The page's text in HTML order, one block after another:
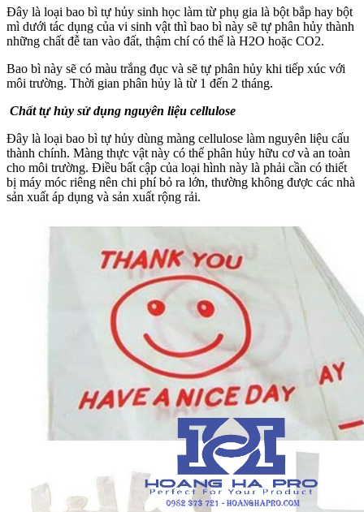
Đây là loại bao bì tự hủy sinh học làm từ phụ gia là bột bắp hay bột
mì dưới tác dụng của vi sinh vật thì bao bì này sẽ tự phân hủy thành
những chất đễ tan vào đất, thậm chí có thể là H2O hoặc CO2.
Bao bì này sẽ có màu trắng đục và sẽ tự phân hủy khi tiếp xúc với
môi trường. Thời gian phân hủy là từ 1 đến 2 tháng.
Chất tự hủy sử dụng nguyên liệu cellulose
Đây là loại bao bì tự hủy dùng màng cellulose làm nguyên liệu cấu
thành chính. Màng thực vật này có thể phân hủy hữu cơ và an toàn
cho môi trường. Điều bất cập của loại hình này là phải cần có thiết
bị máy móc riêng nên chi phí bỏ ra lớn, thường không được các nhà
sản xuất áp dụng và sản xuất rộng rải.